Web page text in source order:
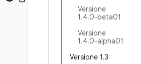
Versione
1.4.0-beta01
Versione
1.4.0-alpha01
Versione 1.3